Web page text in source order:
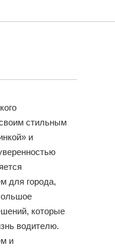
стильным
и
для города,
которые
водителю.
и